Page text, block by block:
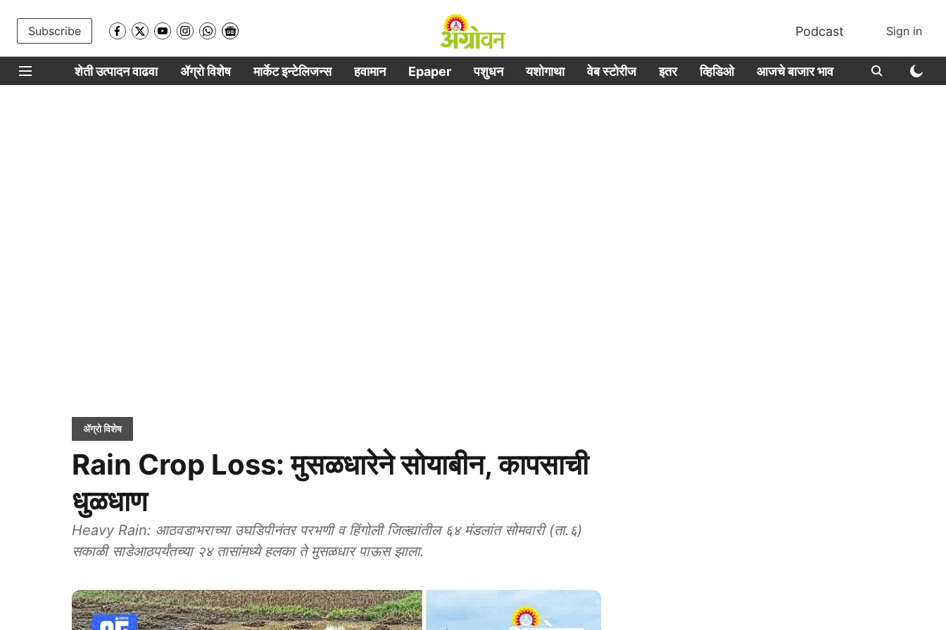
Subscribe Podcast Sign in
शेती उत्पादन वाढवा ॲग्रो विशेष मार्केट इन्टेलिजन्स हवामान Epaper पशुधन यशोगाथा वेब स्टोरीज इतर व्हिडिओ आजचे बाजार भाव
ॲग्रो विशेष
Rain Crop Loss: मुसळधारेने सोयाबीन, कापसाची
धुळधाण
Heavy Rain: आठवडाभराच्या उघडिपीनंतर परभणी व हिंगोली जिल्ह्यांतील ६४ मंडलांत सोमवारी (ता.६)
सकाळी साडेआठपर्यंतच्या २४ तासांमध्ये हलका ते मुसळधार पाऊस झाला.